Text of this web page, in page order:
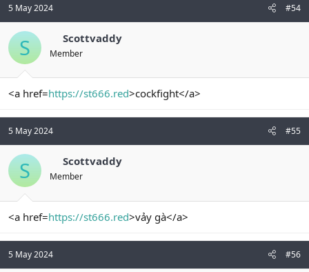
5 May 2024 #54
S Scottvaddy
Member
<a href=https://st666.red>cockfight</a>
5 May 2024 #55
S Scottvaddy
Member
<a href=https://st666.red>vảy gà</a>
5 May 2024 #56